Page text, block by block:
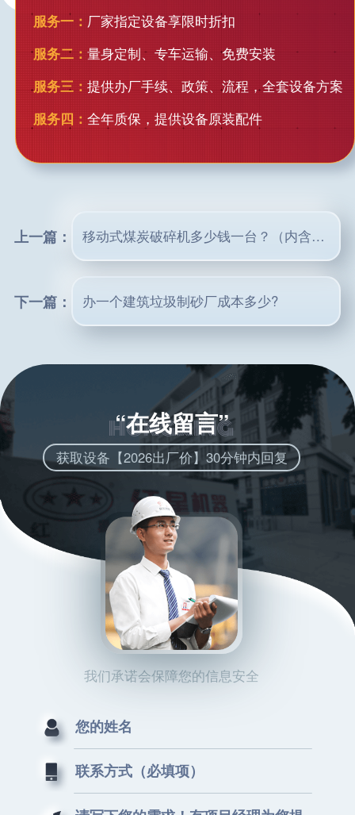
服务一： 厂家指定设备享限时折扣
服务二： 量身定制、专车运输、免费安装
服务三： 提供办厂手续、政策、流程，全套设备方案
服务四： 全年质保，提供设备原装配件
上一篇： 移动式煤炭破碎机多少钱一台？（内含现场图片及价格表）
下一篇： 办一个建筑垃圾制砂厂成本多少?
“在线留言”
获取设备【2026出厂价】30分钟内回复
我们承诺会保障您的信息安全